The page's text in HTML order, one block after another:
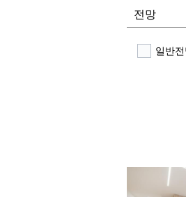
전망
일반